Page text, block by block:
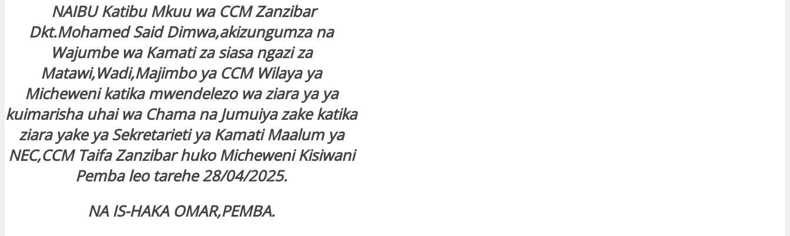
NAIBU Katibu Mkuu wa CCM Zanzibar
Dkt.Mohamed Said Dimwa,akizungumza na
Wajumbe wa Kamati za siasa ngazi za
Matawi,Wadi,Majimbo ya CCM Wilaya ya
Micheweni katika mwendelezo wa ziara ya ya
kuimarisha uhai wa Chama na Jumuiya zake katika
ziara yake ya Sekretarieti ya Kamati Maalum ya
NEC,CCM Taifa Zanzibar huko Micheweni Kisiwani
Pemba leo tarehe 28/04/2025.
NA IS-HAKA OMAR,PEMBA.